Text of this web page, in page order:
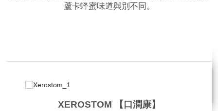
蘆卡蜂蜜味道與別不同。
XEROSTOM 【口潤康】